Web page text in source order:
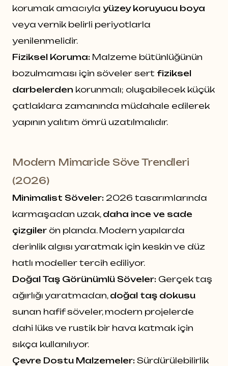
korumak amacıyla yüzey koruyucu boya
veya vernik belirli periyotlarla
yenilenmelidir.
Fiziksel Koruma: Malzeme bütünlüğünün
bozulmaması için söveler sert fiziksel
darbelerden korunmalı; oluşabilecek küçük
çatlaklara zamanında müdahale edilerek
yapının yalıtım ömrü uzatılmalıdır.
Modern Mimaride Söve Trendleri
(2026)
Minimalist Söveler: 2026 tasarımlarında
karmaşadan uzak, daha ince ve sade
çizgiler ön planda. Modern yapılarda
derinlik algısı yaratmak için keskin ve düz
hatlı modeller tercih ediliyor.
Doğal Taş Görünümlü Söveler: Gerçek taş
ağırlığı yaratmadan, doğal taş dokusu
sunan hafif söveler, modern projelerde
dahi lüks ve rustik bir hava katmak için
sıkça kullanılıyor.
Çevre Dostu Malzemeler: Sürdürülebilirlik